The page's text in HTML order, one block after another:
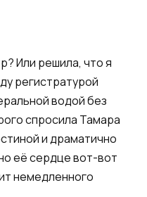
Или решила, что я
регистратурой
водой без
спросила Тамара
и драматично
её сердце вот-вот
немедленного